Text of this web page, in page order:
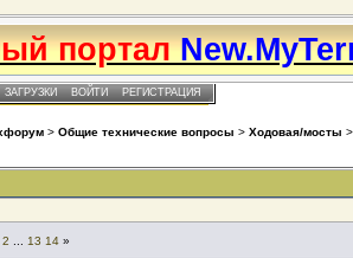
портал
ЗАГРУЗКИ ВОЙТИ РЕГИСТРАЦИЯ
> Общие технические вопросы > Ходовая/мосты >
2 ... 13 14 »